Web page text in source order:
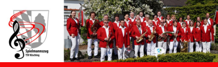
Spielmannszug Kösching
Offizielle Webseite des Spielmannszug Kösching